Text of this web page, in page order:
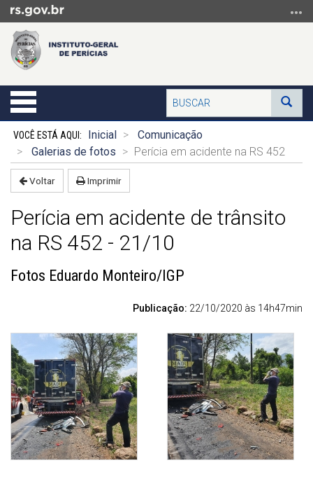
para
conteúdo
para
menu
para
busca
Alterna
a
navegação
Buscar
Início
conteúdo
Inicial
Comunicação
Galerias de fotos
Perícia em acidente na RS 452
Voltar Imprimir
Perícia em acidente de trânsito
na RS 452 - 21/10
Fotos Eduardo Monteiro/IGP
Publicação: 22/10/2020 às 14h47min